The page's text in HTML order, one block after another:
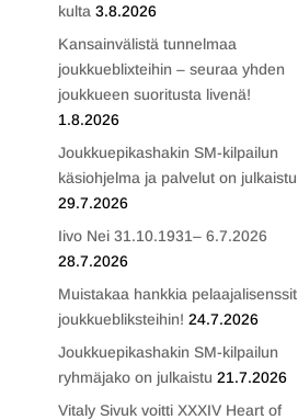
kulta 3.8.2026
Kansainvälistä tunnelmaa
joukkueblixteihin – seuraa yhden
joukkueen suoritusta livenä!
1.8.2026
Joukkuepikashakin SM-kilpailun
käsiohjelma ja palvelut on julkaistu
29.7.2026
Iivo Nei 31.10.1931– 6.7.2026
28.7.2026
Muistakaa hankkia pelaajalisenssit
joukkuebliksteihin! 24.7.2026
Joukkuepikashakin SM-kilpailun
ryhmäjako on julkaistu 21.7.2026
Vitaly Sivuk voitti XXXIV Heart of